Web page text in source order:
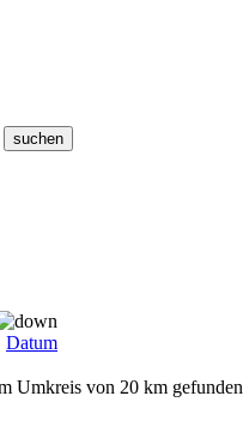
Datum
Umkreis von 20 km gefunden